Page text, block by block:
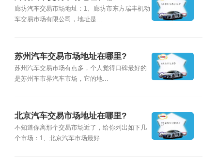
廊坊汽车交易市场地址：1、廊坊市东方瑞丰机动
车交易市场有限公司，地址是...
苏州汽车交易市场地址在哪里?
苏州汽车交易市场有点多，个人觉得口碑最好的
是苏州车市界汽车市场，它的地...
北京汽车交易市场地址在哪里?
不知道你离那个交易市场近了，给你列出如下几
个市场：1、北京汽车市场最好...